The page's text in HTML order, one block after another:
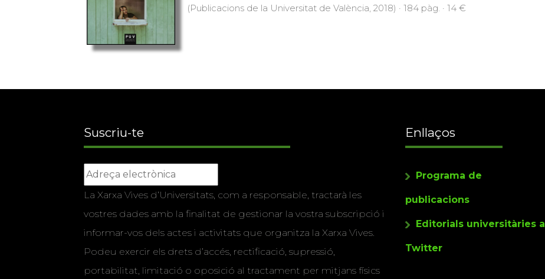
(Publicacions de la Universitat de València, 2018) · 184 pàg. · 14 €
Suscriu-te
La Xarxa Vives d’Universitats, com a responsable, tractarà les
vostres dades amb la finalitat de gestionar la vostra subscripció i
informar-vos dels actes i activitats que organitza la Xarxa Vives.
Podeu exercir els drets d’accés, rectificació, supressió,
portabilitat, limitació o oposició al tractament per mitjans físics
Enllaços
Programa de
publicacions
Editorials universitàries a
Twitter